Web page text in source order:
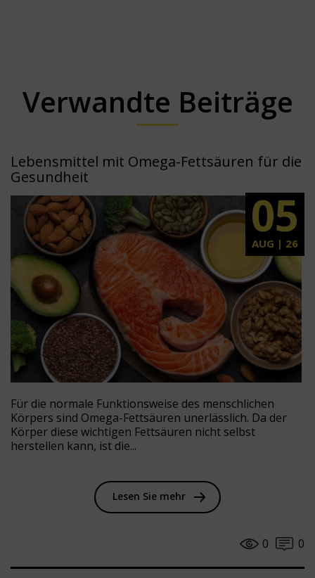
Verwandte Beiträge
Lebensmittel mit Omega-Fettsäuren für die
Gesundheit
05
AUG | 26
Für die normale Funktionsweise des menschlichen
Körpers sind Omega-Fettsäuren unerlässlich. Da der
Körper diese wichtigen Fettsäuren nicht selbst
herstellen kann, ist die...
Lesen Sie mehr
0
0